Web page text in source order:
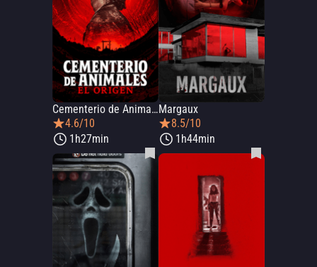
Cementerio de Animales: El Origen
4.6/10
1h27min
Margaux
8.5/10
1h44min